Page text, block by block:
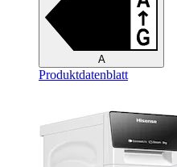
A
Produktdatenblatt